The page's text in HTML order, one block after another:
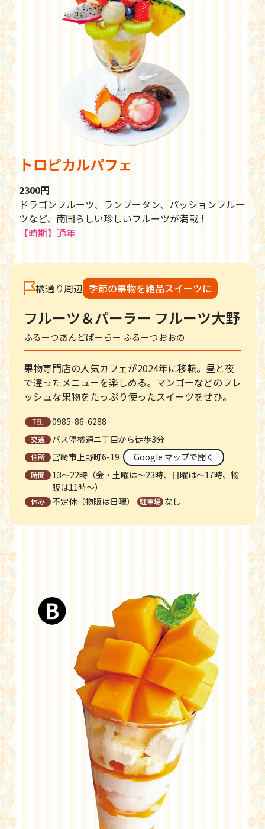
トロピカルパフェ
2300円
ドラゴンフルーツ、ランブータン、パッションフルー
ツなど、南国らしい珍しいフルーツが満載！
【時期】通年
橘通り周辺 季節の果物を絶品スイーツに
フルーツ＆パーラー フルーツ大野
ふるーつあんどぱーらー ふるーつおおの
果物専門店の人気カフェが2024年に移転。昼と夜
で違ったメニューを楽しめる。マンゴーなどのフレ
ッシュな果物をたっぷり使ったスイーツをぜひ。
0985-86-6288
バス停橘通ニ丁目から徒歩3分
宮崎市上野町6-19
Google マップで開く
13～22時（金・土曜は～23時、日曜は～17時、物
販は11時～）
不定休（物販は日曜）
なし